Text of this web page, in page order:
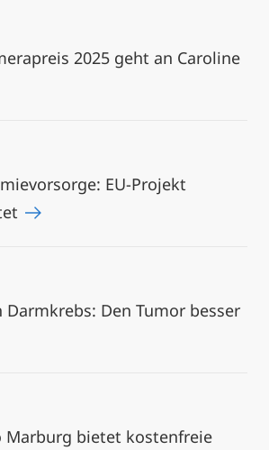
2025 geht an Caroline
EU-Projekt
Den Tumor besser
Marburg bietet kostenfreie